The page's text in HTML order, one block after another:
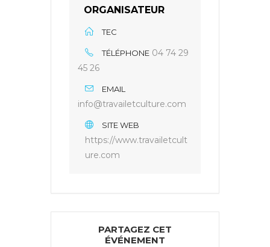
ORGANISATEUR
TEC
TÉLÉPHONE 04 74 29
45 26
EMAIL
info@travailetculture.com
SITE WEB
https://www.travailetcult
ure.com
PARTAGEZ CET
ÉVÉNEMENT